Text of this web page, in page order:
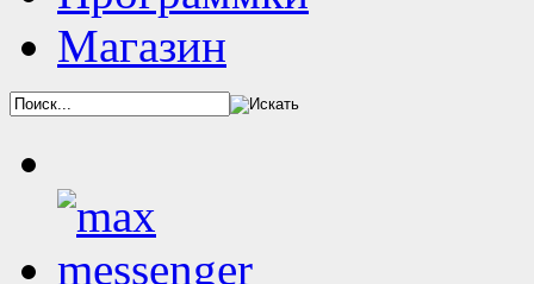
Магазин